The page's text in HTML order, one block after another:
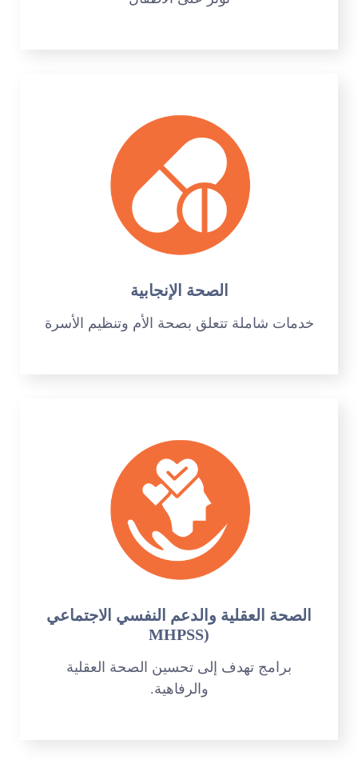
الصحة الإنجابية
خدمات شاملة تتعلق بصحة الأم وتنظيم الأسرة
الصحة العقلية والدعم النفسي الاجتماعي
(MHPSS
برامج تهدف إلى تحسين الصحة العقلية
والرفاهية.